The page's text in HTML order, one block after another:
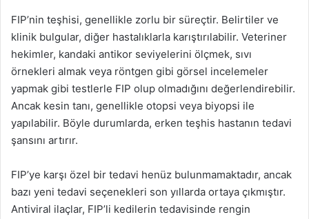
FIP’nin teşhisi, genellikle zorlu bir süreçtir. Belirtiler ve
klinik bulgular, diğer hastalıklarla karıştırılabilir. Veteriner
hekimler, kandaki antikor seviyelerini ölçmek, sıvı
örnekleri almak veya röntgen gibi görsel incelemeler
yapmak gibi testlerle FIP olup olmadığını değerlendirebilir.
Ancak kesin tanı, genellikle otopsi veya biyopsi ile
yapılabilir. Böyle durumlarda, erken teşhis hastanın tedavi
şansını artırır.
FIP’ye karşı özel bir tedavi henüz bulunmamaktadır, ancak
bazı yeni tedavi seçenekleri son yıllarda ortaya çıkmıştır.
Antiviral ilaçlar, FIP’li kedilerin tedavisinde rengin